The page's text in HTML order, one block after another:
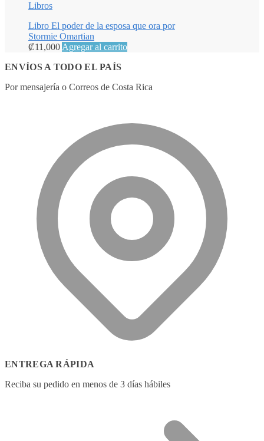
Libros
Libro El poder de la esposa que ora por
Stormie Omartian
₡11,000 Agregar al carrito
ENVÍOS A TODO EL PAÍS
Por mensajería o Correos de Costa Rica
ENTREGA RÁPIDA
Reciba su pedido en menos de 3 días hábiles